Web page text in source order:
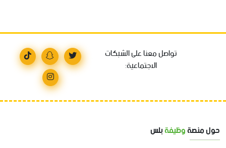
تواصل معنا على الشبكات
الاجتماعية:
حول منصةوظيفةبلس